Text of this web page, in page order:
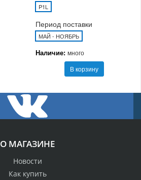
P1L
Период поставки
МАЙ - НОЯБРЬ
Наличие: много
В корзину
О МАГАЗИНЕ
Новости
Как купить